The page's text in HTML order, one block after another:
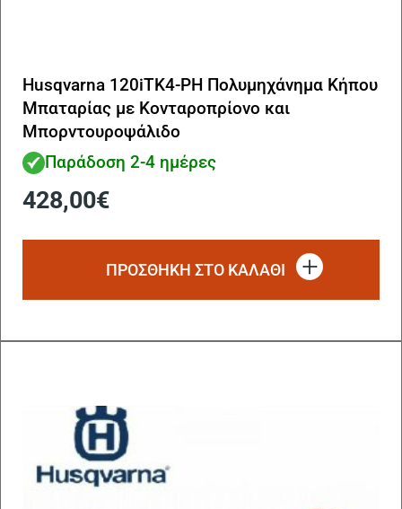
Husqvarna 120iTK4-PH Πολυμηχάνημα Κήπου
Μπαταρίας με Κονταροπρίονο και
Μπορντουροψάλιδο
Παράδοση 2-4 ημέρες
428,00€
ΠΡΟΣΘΗΚΗ ΣΤΟ ΚΑΛΑΘΙ